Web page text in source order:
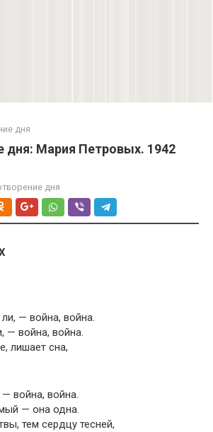
дня
дня: Мария Петровых. 1942
дня
— война, война.
— война, война.
лишает сна,
война, война.
— она одна.
тем сердцу тесней,